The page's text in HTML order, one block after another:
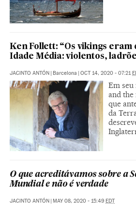
Ken Follett: “Os vikings eram
Idade Média: violentos,
JACINTO ANTÓN | Barcelona | OCT 14, 2020 - 07:21
Em seu
and the
que
da
O que acreditávamos sobre a
Mundial e não é verdade
JACINTO ANTÓN | MAY 08, 2020 - 15:49 EDT